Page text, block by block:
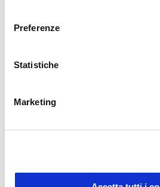
Preferenze
Statistiche
Marketing